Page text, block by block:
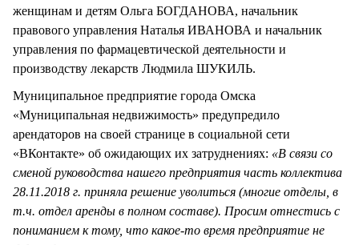
женщинам и детям Ольга БОГДАНОВА, начальник
правового управления Наталья ИВАНОВА и начальник
управления по фармацевтической деятельности и
производству лекарств Людмила ШУКИЛЬ.
Муниципальное предприятие города Омска
«Муниципальная недвижимость» предупредило
арендаторов на своей странице в социальной сети
«ВКонтакте» об ожидающих их затруднениях: «В связи со
сменой руководства нашего предприятия часть коллектива
28.11.2018 г. приняла решение уволиться (многие отделы, в
т.ч. отдел аренды в полном составе). Просим отнестись с
пониманием к тому, что какое-то время предприятие не